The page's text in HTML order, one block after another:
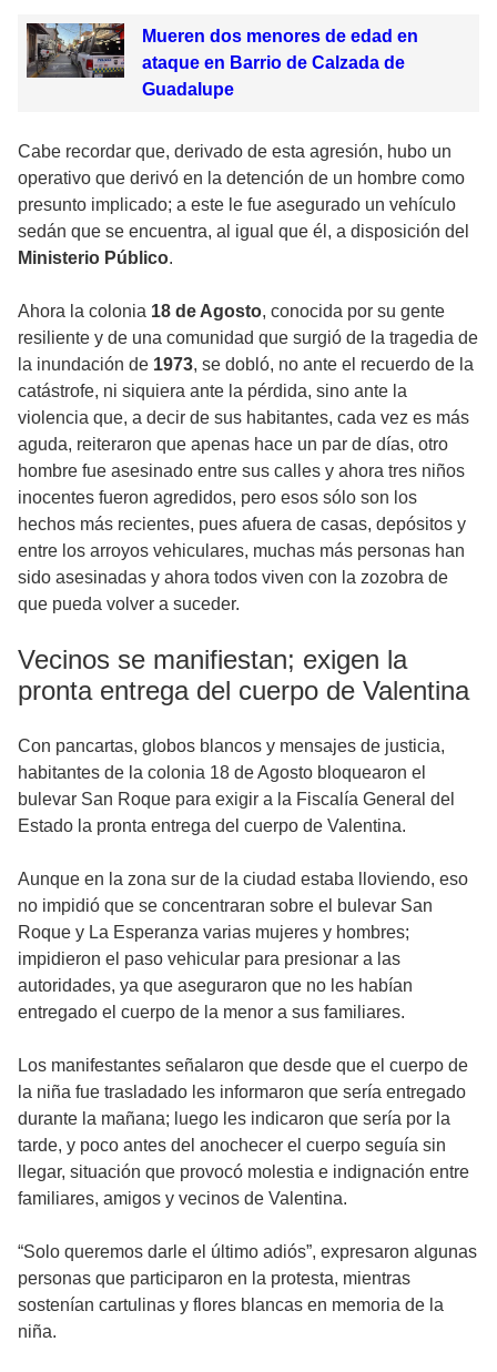
Mueren dos menores de edad en
ataque en Barrio de Calzada de
Guadalupe
Cabe recordar que, derivado de esta agresión, hubo un
operativo que derivó en la detención de un hombre como
presunto implicado; a este le fue asegurado un vehículo
sedán que se encuentra, al igual que él, a disposición del
Ministerio Público.
Ahora la colonia 18 de Agosto, conocida por su gente
resiliente y de una comunidad que surgió de la tragedia de
la inundación de 1973, se dobló, no ante el recuerdo de la
catástrofe, ni siquiera ante la pérdida, sino ante la
violencia que, a decir de sus habitantes, cada vez es más
aguda, reiteraron que apenas hace un par de días, otro
hombre fue asesinado entre sus calles y ahora tres niños
inocentes fueron agredidos, pero esos sólo son los
hechos más recientes, pues afuera de casas, depósitos y
entre los arroyos vehiculares, muchas más personas han
sido asesinadas y ahora todos viven con la zozobra de
que pueda volver a suceder.
Vecinos se manifiestan; exigen la
pronta entrega del cuerpo de Valentina
Con pancartas, globos blancos y mensajes de justicia,
habitantes de la colonia 18 de Agosto bloquearon el
bulevar San Roque para exigir a la Fiscalía General del
Estado la pronta entrega del cuerpo de Valentina.
Aunque en la zona sur de la ciudad estaba lloviendo, eso
no impidió que se concentraran sobre el bulevar San
Roque y La Esperanza varias mujeres y hombres;
impidieron el paso vehicular para presionar a las
autoridades, ya que aseguraron que no les habían
entregado el cuerpo de la menor a sus familiares.
Los manifestantes señalaron que desde que el cuerpo de
la niña fue trasladado les informaron que sería entregado
durante la mañana; luego les indicaron que sería por la
tarde, y poco antes del anochecer el cuerpo seguía sin
llegar, situación que provocó molestia e indignación entre
familiares, amigos y vecinos de Valentina.
“Solo queremos darle el último adiós”, expresaron algunas
personas que participaron en la protesta, mientras
sostenían cartulinas y flores blancas en memoria de la
niña.